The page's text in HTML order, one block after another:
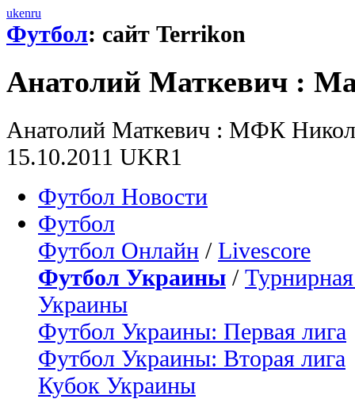
ukenru
Футбол: сайт Terrikon
Анатолий Маткевич :
Анатолий Маткевич : МФК
15.10.2011 UKR1
Футбол Новости
Футбол
Футбол Онлайн / Livescore
Футбол Украины /
Украины
Футбол Украины: Первая лига
Футбол Украины: Вторая лига
Кубок Украины